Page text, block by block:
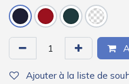
Ajouter à la liste de